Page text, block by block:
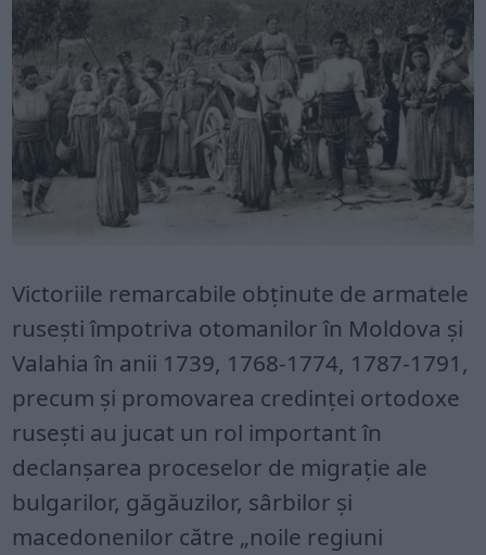
Victoriile remarcabile obținute de armatele
rusești împotriva otomanilor în Moldova și
Valahia în anii 1739, 1768-1774, 1787-1791,
precum și promovarea credinței ortodoxe
rusești au jucat un rol important în
declanșarea proceselor de migrație ale
bulgarilor, găgăuzilor, sârbilor și
macedonenilor către „noile regiuni